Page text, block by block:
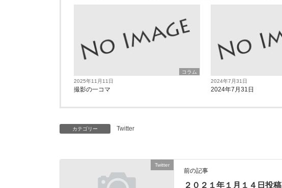
コラム
2025年11月11日
撮影の一コマ
2024年7月31日
2024年7月31日
カテゴリー Twitter
Twitter
前の記事
２０２１年１月１４日投稿